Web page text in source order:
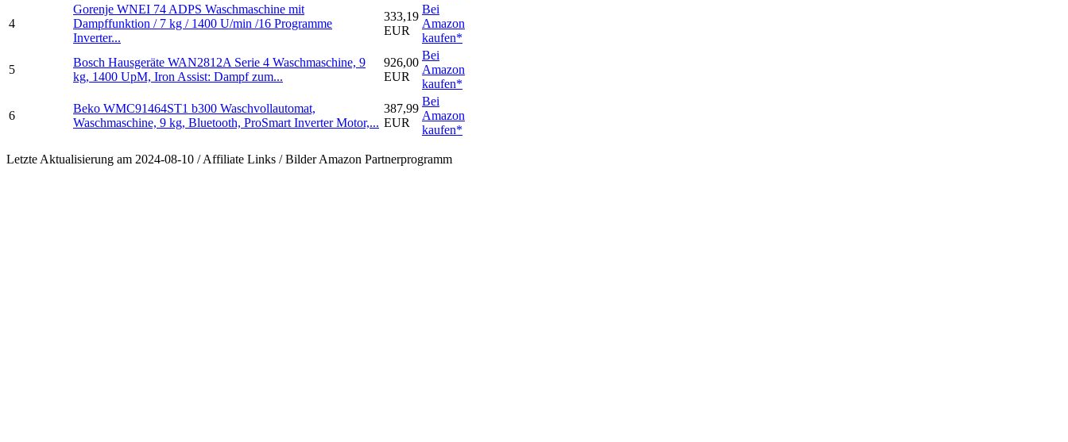
4
Gorenje WNEI 74 ADPS Waschmaschine mit
Dampffunktion / 7 kg / 1400 U/min /16 Programme
Inverter...
333,19
EUR
Bei
Amazon
kaufen*
5
Bosch Hausgeräte WAN2812A Serie 4 Waschmaschine, 9
kg, 1400 UpM, Iron Assist: Dampf zum...
926,00
EUR
Bei
Amazon
kaufen*
6
Beko WMC91464ST1 b300 Waschvollautomat,
Waschmaschine, 9 kg, Bluetooth, ProSmart Inverter Motor,...
387,99
EUR
Bei
Amazon
kaufen*
Letzte Aktualisierung am 2024-08-10 / Affiliate Links / Bilder Amazon Partnerprogramm